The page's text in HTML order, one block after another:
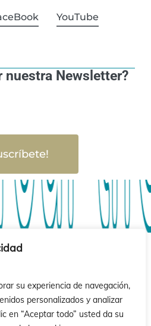
su experiencia de navegación,
personalizados y analizar
en “Aceptar todo” usted da su
YouTube
nuestra Newsletter?